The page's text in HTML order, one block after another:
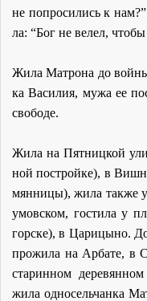
не по­про­си­лись к
ла: “Бог не ве­лел,
Жи­ла Мат­ро­на до
ка Ва­си­лия, му­жа ее
сво­бо­де.
Жи­ла на Пят­ниц­кой
ной по­строй­ке), в
мян­ни­цы), жи­ла так­же
умов­ском, го­сти­ла у
гор­ске), в Ца­ри­цы­но.
про­жи­ла на Ар­ба­те, в
ста­рин­ном
жи­ла од­но­сель­чан­ка